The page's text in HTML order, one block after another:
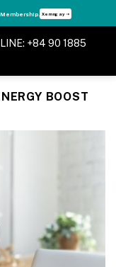
Member DripClub! Chi tiết ➝
+84 90 1885
BOOST